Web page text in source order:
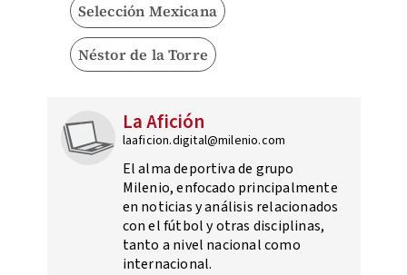
Selección Mexicana
Néstor de la Torre
La Afición
laaficion.digital@milenio.com
El alma deportiva de grupo
Milenio, enfocado principalmente
en noticias y análisis relacionados
con el fútbol y otras disciplinas,
tanto a nivel nacional como
internacional.